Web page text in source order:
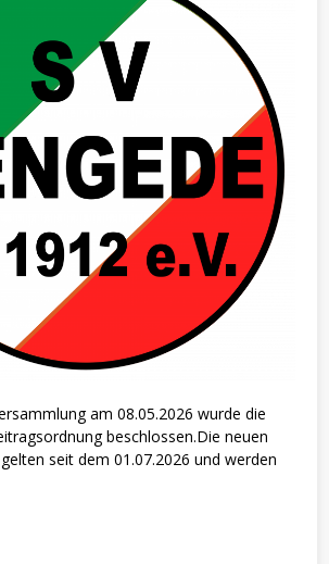
am 08.05.2026 wurde die
beschlossen.Die neuen
seit dem 01.07.2026 und werden